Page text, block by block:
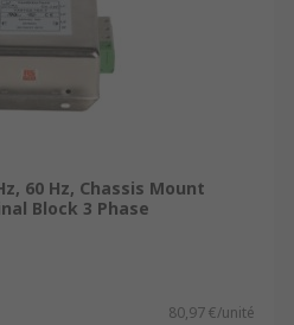
60 Hz, Chassis Mount
Block 3 Phase
80,97 €/unité